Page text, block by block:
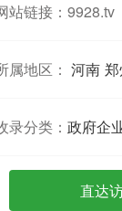
站链接： 9928.tv
属地区： 河南 郑
录分类： 政府企
直达